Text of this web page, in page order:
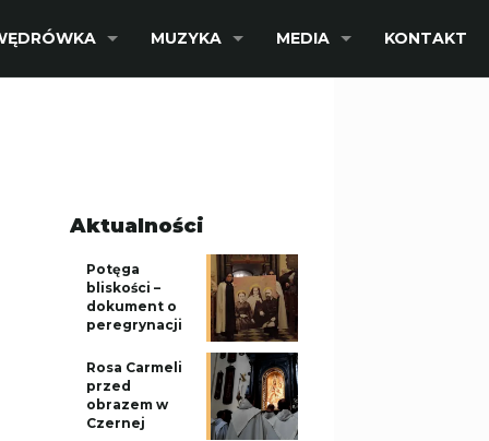
MUZYKA MEDIA KONTAKT
Aktualności
Potęga
bliskości –
dokument o
peregrynacji
Rosa Carmeli
przed
obrazem w
Czernej